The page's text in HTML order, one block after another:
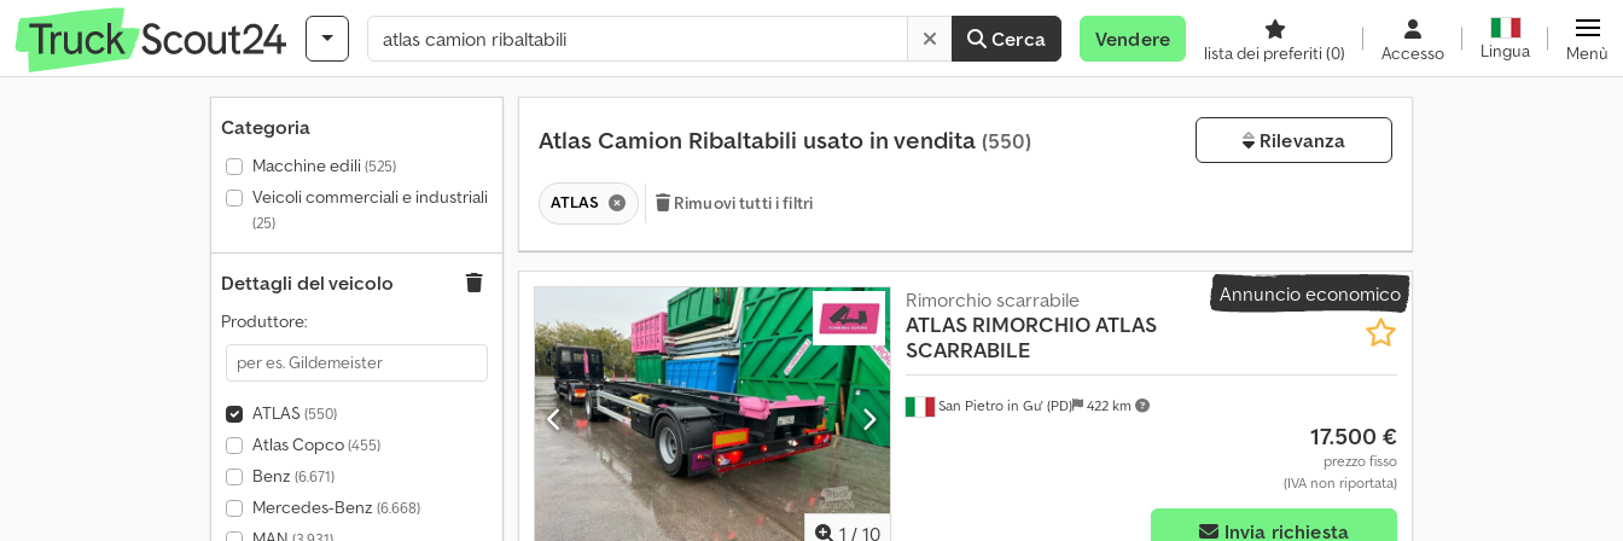
Cerca Vendere
lista dei preferiti (0) Accesso Lingua Menù
Categoria
Macchine edili(525)
Veicoli commerciali e industriali
(25)
Dettagli del veicolo
Produttore:
ATLAS (550)
Atlas Copco(455)
Benz (6.671)
Mercedes-Benz (6.668)
Atlas Camion Ribaltabili usato in vendita (550) Rilevanza
ATLAS Rimuovi tutti i filtri
Annuncio economico
1 / 10
San Pietro in Gu' (PD) 422 km
Rimorchio scarrabile
ATLAS RIMORCHIO ATLAS
SCARRABILE
17.500 €
prezzo fisso
(IVA non riportata)
Invia richiesta